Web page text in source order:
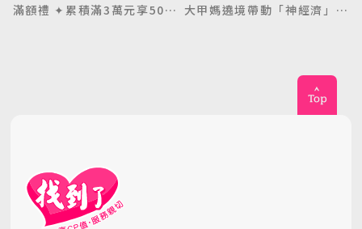
滿額禮 ✦累積滿3萬元享500
大甲媽遶境帶動「神經濟」，
商機，透過創意行銷與熱情互
動，展現親和力，也讓品牌形